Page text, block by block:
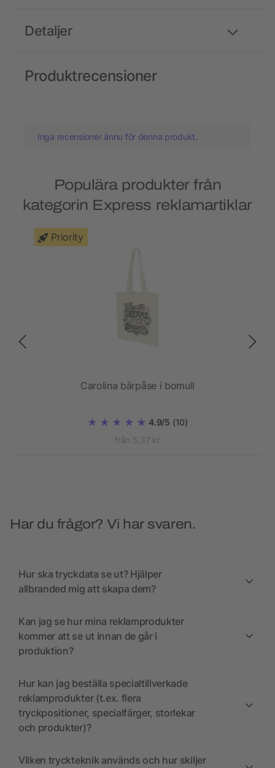
Detaljer
Produktrecensioner
Inga recensioner ännu för denna produkt.
Populära produkter från
kategorin Express reklamartiklar
Priority
Carolina bärpåse i bomull
4.9/5 (10)
från 5,37 kr
Har du frågor? Vi har svaren.
Hur ska tryckdata se ut? Hjälper
allbranded mig att skapa dem?
Kan jag se hur mina reklamprodukter
kommer att se ut innan de går i
produktion?
Hur kan jag beställa specialtillverkade
reklamprodukter (t.ex. flera
tryckpositioner, specialfärger, storlekar
och produkter)?
Vilken tryckteknik används och hur skiljer